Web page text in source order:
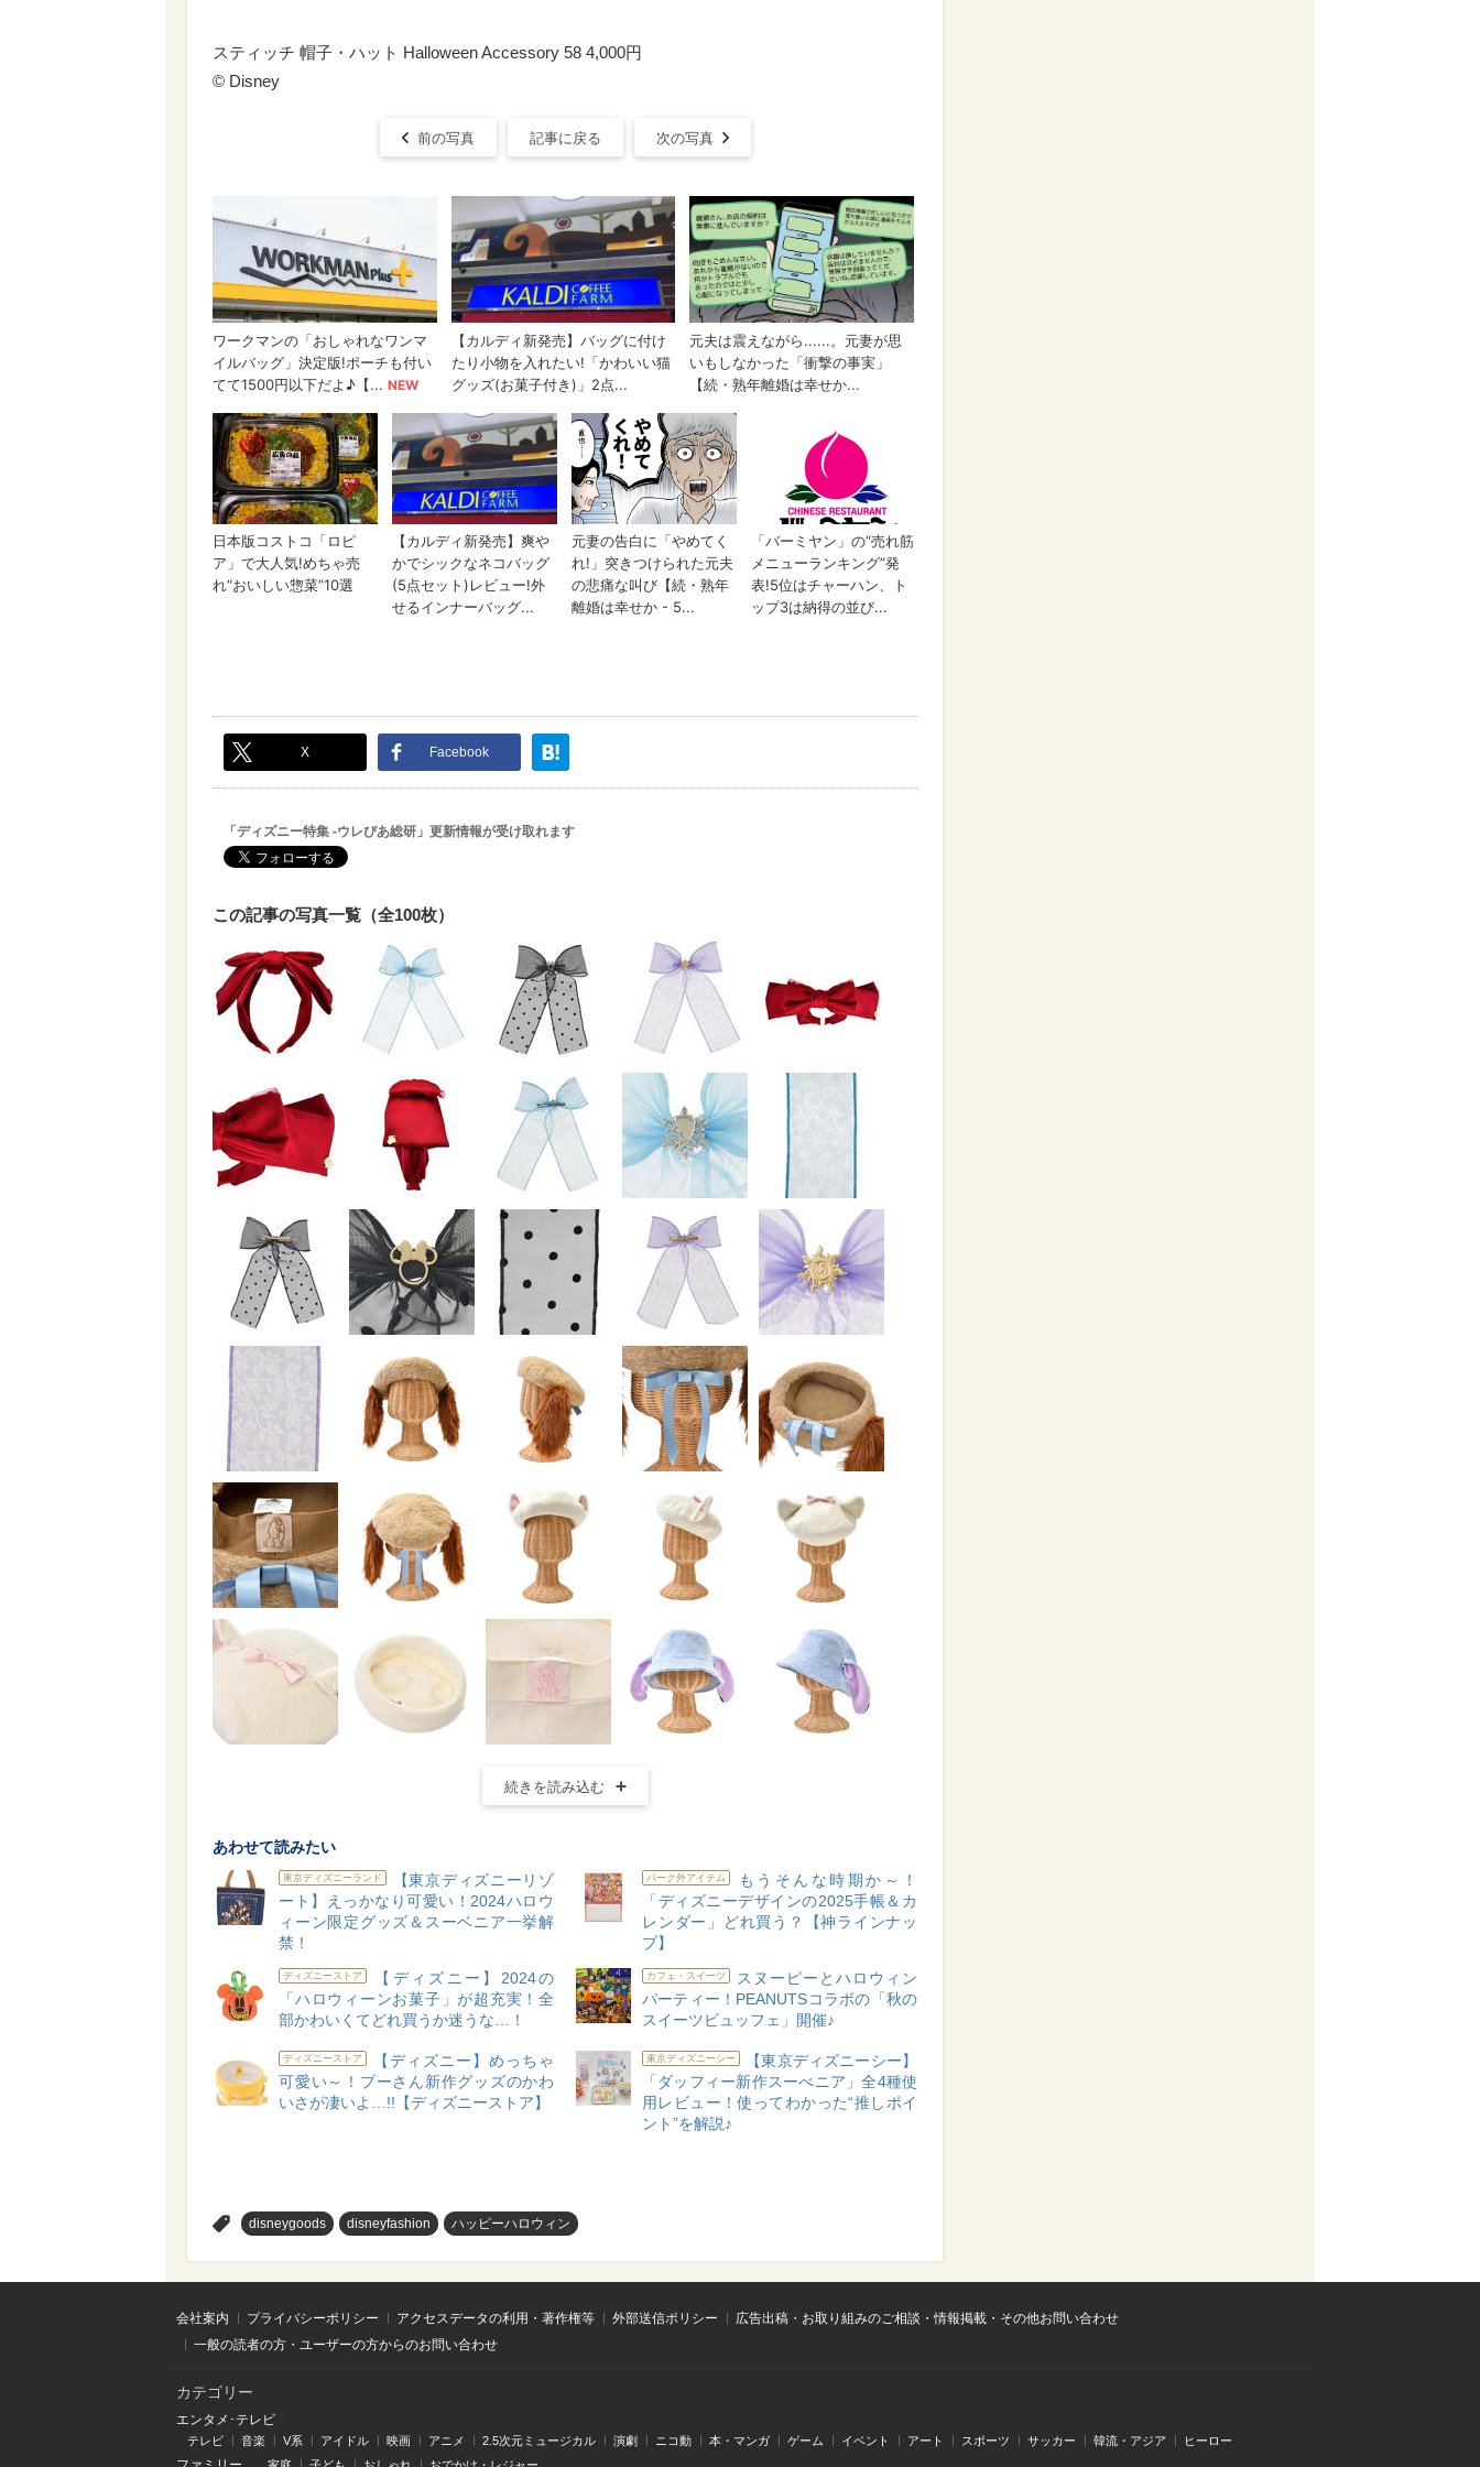
スティッチ 帽子・ハット Halloween Accessory 58 4,000円
© Disney
前の写真 記事に戻る 次の写真
X Facebook
「ディズニー特集 -ウレぴあ総研」更新情報が受け取れます
この記事の写真一覧（全100枚）
続きを読み込む
あわせて読みたい
東京ディズニーランド
【東京ディズニーリゾ
ート】えっかなり可愛い！2024ハロウ
ィーン限定グッズ＆スーベニア一挙解
禁！
パーク外アイテム
もうそんな時期か～！
「ディズニーデザインの2025手帳＆カ
レンダー」どれ買う？【神ラインナッ
プ】
ディズニーストア
【ディズニー】2024の
「ハロウィーンお菓子」が超充実！全
部かわいくてどれ買うか迷うな…！
カフェ・スイーツ
スヌーピーとハロウィン
パーティー！PEANUTSコラボの「秋の
スイーツビュッフェ」開催♪
ディズニーストア
【ディズニー】めっちゃ
可愛い～！プーさん新作グッズのかわ
いさが凄いよ…!!【ディズニーストア】
東京ディズニーシー
【東京ディズニーシー】
「ダッフィー新作スーべニア」全4種使
用レビュー！使ってわかった“推しポイ
ント”を解説♪
disneygoods disneyfashion ハッピーハロウィン
会社案内 プライバシーポリシー アクセスデータの利用・著作権等 外部送信ポリシー
広告出稿・お取り組みのご相談・情報掲載・その他お問い合わせ
一般の読者の方・ユーザーの方からのお問い合わせ
カテゴリー
エンタメ･テレビ
テレビ 音楽 V系 アイドル 映画 アニメ 2.5次元ミュージカル 演劇 ニコ動 本・マンガ ゲーム イベント アート スポーツ サッカー 韓流・アジア ヒーロー